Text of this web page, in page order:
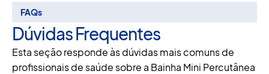
FAQs
Dúvidas Frequentes
Esta seção responde às dúvidas mais comuns de
profissionais de saúde sobre a Bainha Mini Percutânea